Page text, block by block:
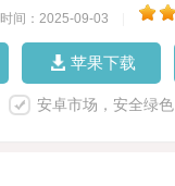
时间：2025-09-03
苹果下载
安卓市场，安全绿色